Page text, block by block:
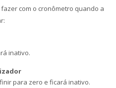
com o cronômetro quando a
inativo.
para zero e ficará inativo.